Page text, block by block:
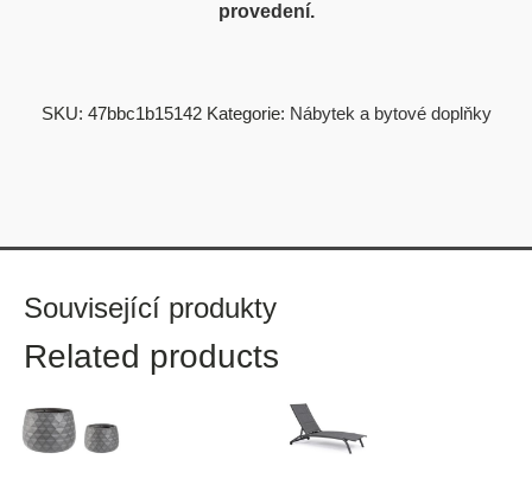
provedení.
SKU: 47bbc1b15142 Kategorie: Nábytek a bytové doplňky
Související produkty
Related products